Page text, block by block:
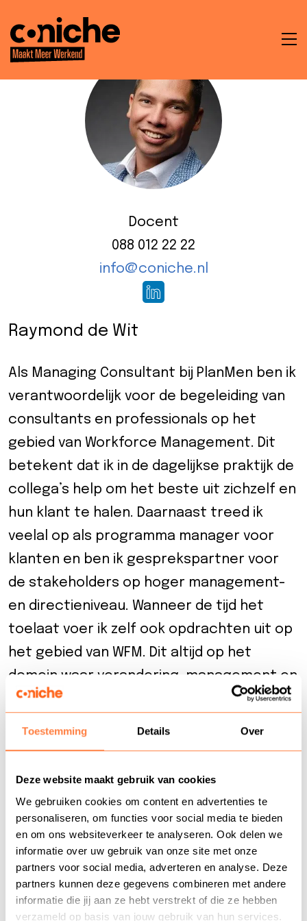
Toestemming Details Over
Deze website maakt gebruik van cookies
We gebruiken cookies om content en advertenties te
personaliseren, om functies voor social media te bieden
en om ons websiteverkeer te analyseren. Ook delen we
informatie over uw gebruik van onze site met onze
partners voor social media, adverteren en analyse. Deze
partners kunnen deze gegevens combineren met andere
informatie die jij aan ze hebt verstrekt of die ze hebben
verzameld op basis van jouw gebruik van hun services.
Contact
Docent
088 012 22 22
info@coniche.nl
Raymond de Wit
Als Managing Consultant bij PlanMen ben ik
verantwoordelijk voor de begeleiding van
consultants en professionals op het
gebied van Workforce Management. Dit
betekent dat ik in de dagelijkse praktijk de
collega’s help om het beste uit zichzelf en
hun klant te halen. Daarnaast treed ik
veelal op als programma manager voor
klanten en ben ik gesprekspartner voor
de stakeholders op hoger management-
en directieniveau. Wanneer de tijd het
toelaat voer ik zelf ook opdrachten uit op
het gebied van WFM. Dit altijd op het
domein waar verandering, management en
systemen bij elkaar komen. Hierin word ik
zetten.
In mijn carrière heb ik verschillende rollen
vervuld zowel als adviseur en
leidinggevende, maar ook als auditor.